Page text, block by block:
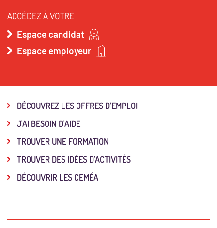
ACCÉDEZ À VOTRE
Espace candidat
Espace employeur
DÉCOUVREZ LES OFFRES D’EMPLOI
J'AI BESOIN D'AIDE
TROUVER UNE FORMATION
TROUVER DES IDÉES D'ACTIVITÉS
DÉCOUVRIR LES CEMÉA